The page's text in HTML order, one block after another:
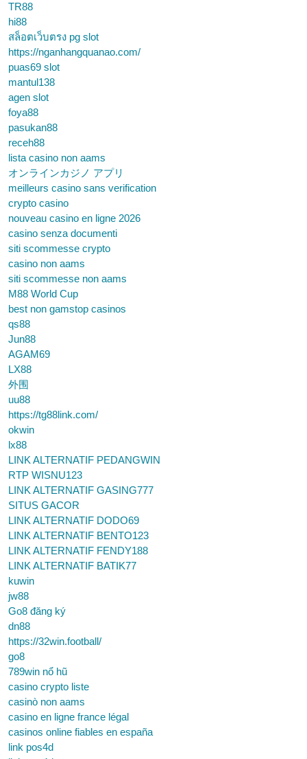
TR88
hi88
สล็อตเว็บตรง pg slot
https://nganhangquanao.com/
puas69 slot
mantul138
agen slot
foya88
pasukan88
receh88
lista casino non aams
オンラインカジノ アプリ
meilleurs casino sans verification
crypto casino
nouveau casino en ligne 2026
casino senza documenti
siti scommesse crypto
casino non aams
siti scommesse non aams
M88 World Cup
best non gamstop casinos
qs88
Jun88
AGAM69
LX88
外围
uu88
https://tg88link.com/
okwin
lx88
LINK ALTERNATIF PEDANGWIN
RTP WISNU123
LINK ALTERNATIF GASING777
SITUS GACOR
LINK ALTERNATIF DODO69
LINK ALTERNATIF BENTO123
LINK ALTERNATIF FENDY188
LINK ALTERNATIF BATIK77
kuwin
jw88
Go8 đăng ký
dn88
https://32win.football/
go8
789win nổ hũ
casino crypto liste
casinò non aams
casino en ligne france légal
casinos online fiables en españa
link pos4d